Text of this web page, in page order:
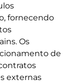
fornecendo
Os
de
externas